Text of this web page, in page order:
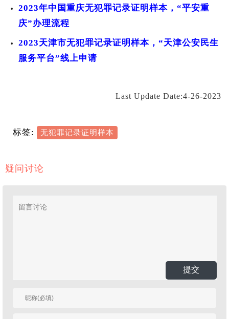
2023年中国重庆无犯罪记录证明样本，“平安重
庆”办理流程
2023天津市无犯罪记录证明样本，“天津公安民生
服务平台”线上申请
Last Update Date:4-26-2023
标签: 无犯罪记录证明样本
疑问讨论
有人回复时邮件通知
提交